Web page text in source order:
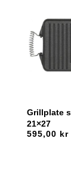
Grillplate
21×27
595,00 kr